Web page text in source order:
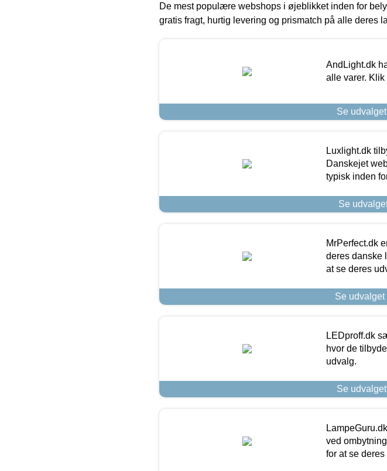
De mest populære webshops i øjeblikket inden for
gratis fragt, hurtig levering og prismatch på alle deres
AndLight.dk
alle varer. Klik
Se
Luxlight.dk
Danskejet
typisk inden
Se
MrPerfect.dk
deres danske
at se deres
Se udvalget
LEDproff.dk
hvor de
udvalg.
Se
ved
for at se deres